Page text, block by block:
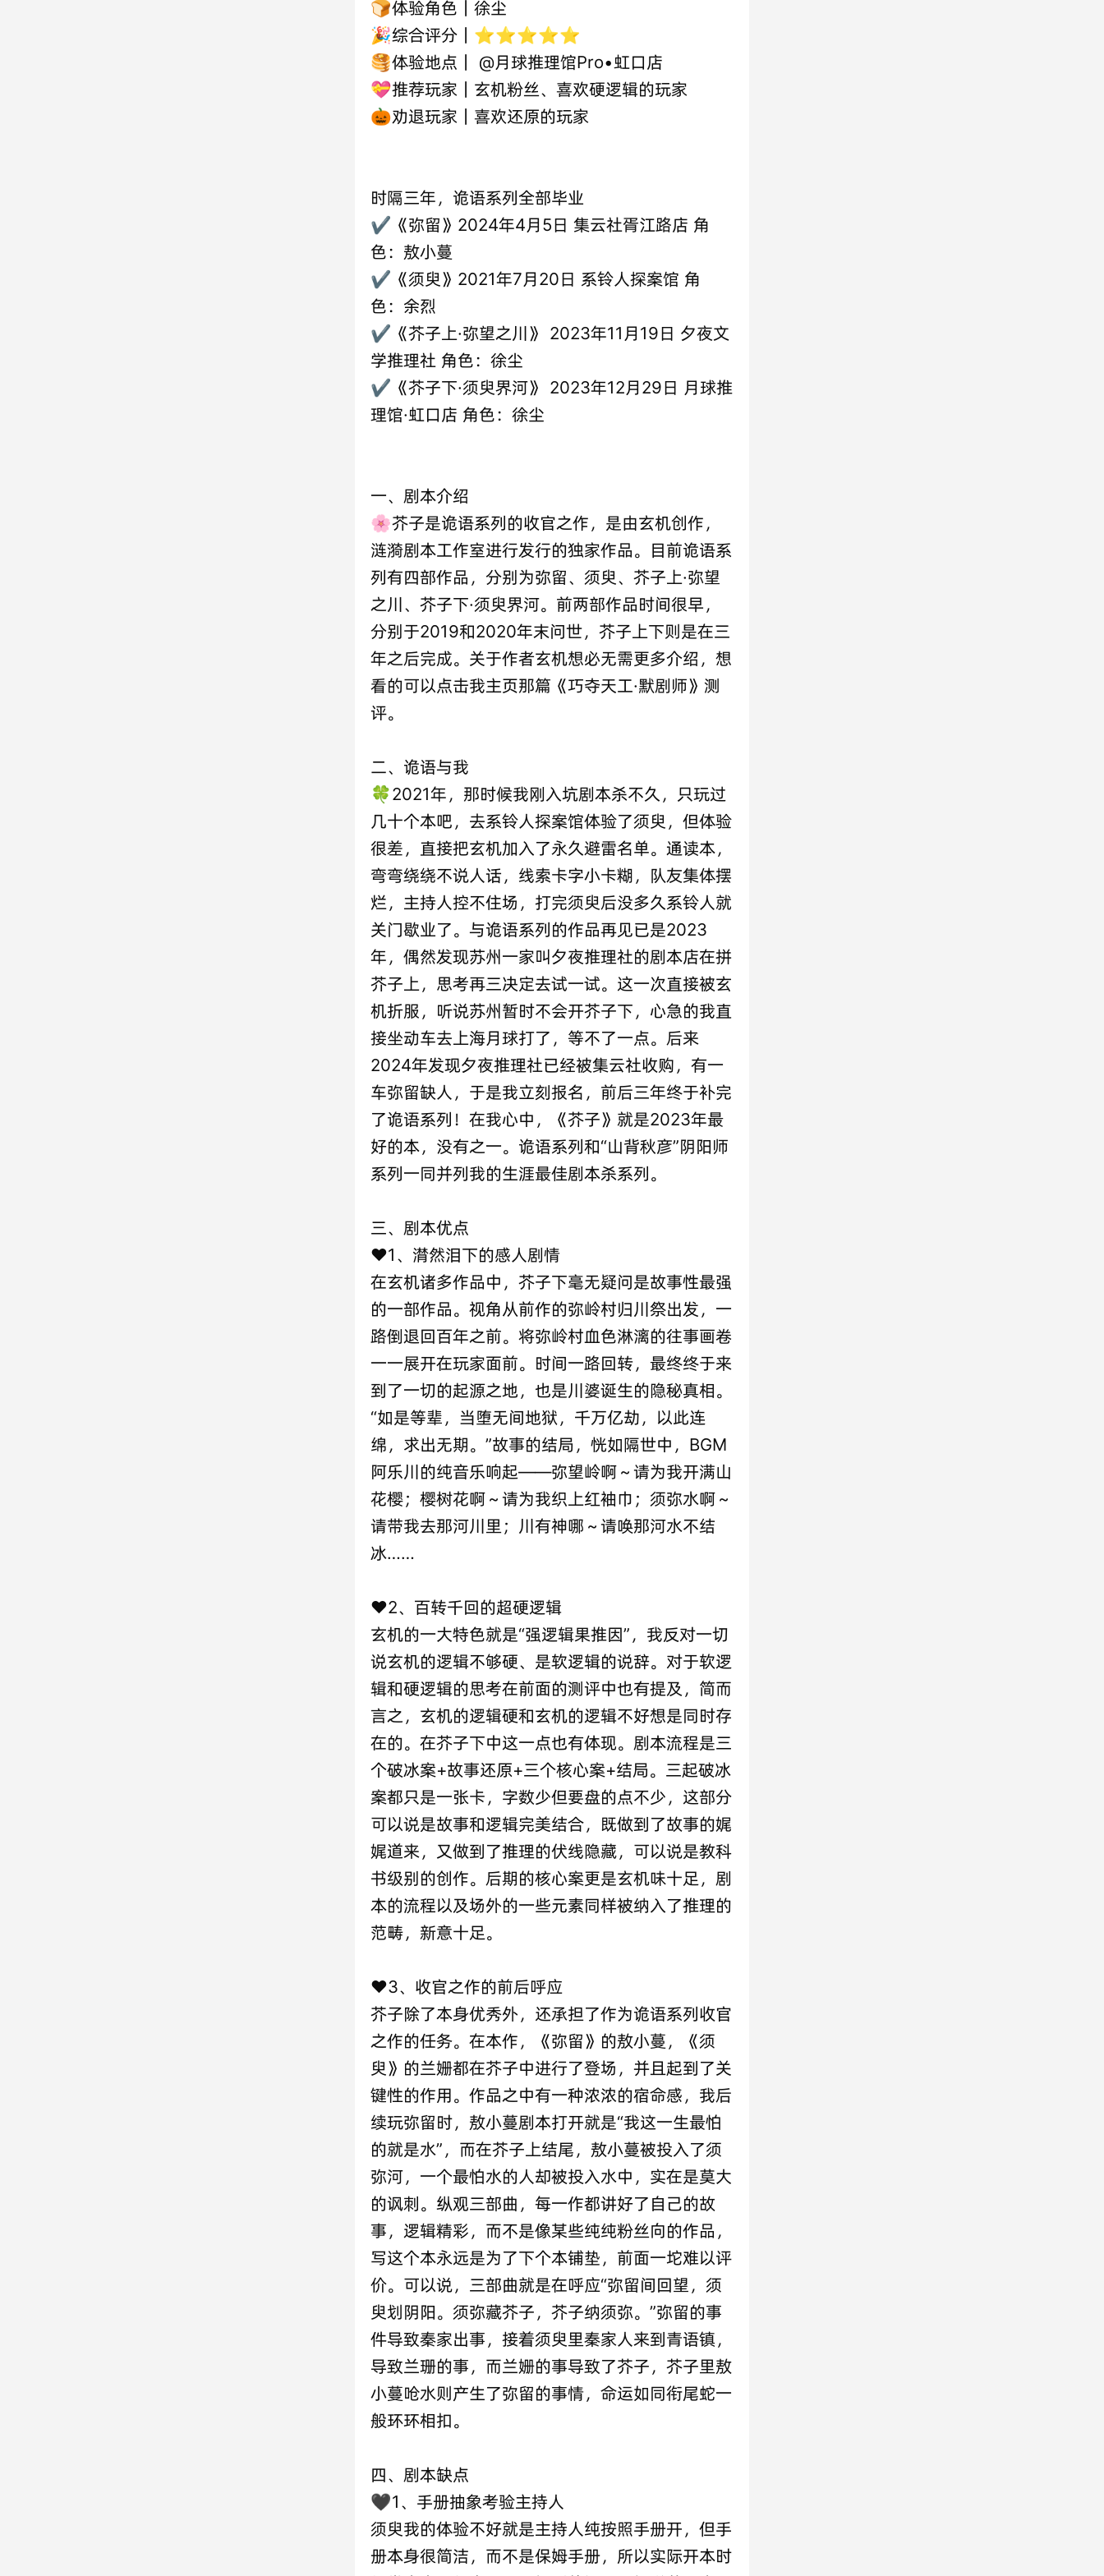
🍞体验角色｜徐尘
🎉综合评分｜⭐⭐⭐⭐⭐
🥞体验地点｜ @月球推理馆Pro•虹口店
💝推荐玩家｜玄机粉丝、喜欢硬逻辑的玩家
🎃劝退玩家｜喜欢还原的玩家
时隔三年，诡语系列全部毕业
✔️《弥留》2024年4月5日 集云社胥江路店 角
色：敖小蔓
✔️《须臾》2021年7月20日 系铃人探案馆 角
色：余烈
✔️《芥子上·弥望之川》 2023年11月19日 夕夜文
学推理社 角色：徐尘
✔️《芥子下·须臾界河》 2023年12月29日 月球推
理馆·虹口店 角色：徐尘
一、剧本介绍
🌸芥子是诡语系列的收官之作，是由玄机创作，
涟漪剧本工作室进行发行的独家作品。目前诡语系
列有四部作品，分别为弥留、须臾、芥子上·弥望
之川、芥子下·须臾界河。前两部作品时间很早，
分别于2019和2020年末问世，芥子上下则是在三
年之后完成。关于作者玄机想必无需更多介绍，想
看的可以点击我主页那篇《巧夺天工·默剧师》测
评。
二、诡语与我
🍀2021年，那时候我刚入坑剧本杀不久，只玩过
几十个本吧，去系铃人探案馆体验了须臾，但体验
很差，直接把玄机加入了永久避雷名单。通读本，
弯弯绕绕不说人话，线索卡字小卡糊，队友集体摆
烂，主持人控不住场，打完须臾后没多久系铃人就
关门歇业了。与诡语系列的作品再见已是2023
年，偶然发现苏州一家叫夕夜推理社的剧本店在拼
芥子上，思考再三决定去试一试。这一次直接被玄
机折服，听说苏州暂时不会开芥子下，心急的我直
接坐动车去上海月球打了，等不了一点。后来
2024年发现夕夜推理社已经被集云社收购，有一
车弥留缺人，于是我立刻报名，前后三年终于补完
了诡语系列！在我心中，《芥子》就是2023年最
好的本，没有之一。诡语系列和“山背秋彦”阴阳师
系列一同并列我的生涯最佳剧本杀系列。
三、剧本优点
❤️1、潸然泪下的感人剧情
在玄机诸多作品中，芥子下毫无疑问是故事性最强
的一部作品。视角从前作的弥岭村归川祭出发，一
路倒退回百年之前。将弥岭村血色淋漓的往事画卷
一一展开在玩家面前。时间一路回转，最终终于来
到了一切的起源之地，也是川婆诞生的隐秘真相。
“如是等辈，当堕无间地狱，千万亿劫，以此连
绵，求出无期。”故事的结局，恍如隔世中，BGM
阿乐川的纯音乐响起——弥望岭啊～请为我开满山
花樱；樱树花啊～请为我织上红袖巾；须弥水啊～
请带我去那河川里；川有神哪～请唤那河水不结
冰……
❤️2、百转千回的超硬逻辑
玄机的一大特色就是“强逻辑果推因”，我反对一切
说玄机的逻辑不够硬、是软逻辑的说辞。对于软逻
辑和硬逻辑的思考在前面的测评中也有提及，简而
言之，玄机的逻辑硬和玄机的逻辑不好想是同时存
在的。在芥子下中这一点也有体现。剧本流程是三
个破冰案+故事还原+三个核心案+结局。三起破冰
案都只是一张卡，字数少但要盘的点不少，这部分
可以说是故事和逻辑完美结合，既做到了故事的娓
娓道来，又做到了推理的伏线隐藏，可以说是教科
书级别的创作。后期的核心案更是玄机味十足，剧
本的流程以及场外的一些元素同样被纳入了推理的
范畴，新意十足。
❤️3、收官之作的前后呼应
芥子除了本身优秀外，还承担了作为诡语系列收官
之作的任务。在本作，《弥留》的敖小蔓，《须
臾》的兰姗都在芥子中进行了登场，并且起到了关
键性的作用。作品之中有一种浓浓的宿命感，我后
续玩弥留时，敖小蔓剧本打开就是“我这一生最怕
的就是水”，而在芥子上结尾，敖小蔓被投入了须
弥河，一个最怕水的人却被投入水中，实在是莫大
的讽刺。纵观三部曲，每一作都讲好了自己的故
事，逻辑精彩，而不是像某些纯纯粉丝向的作品，
写这个本永远是为了下个本铺垫，前面一坨难以评
价。可以说，三部曲就是在呼应“弥留间回望，须
臾划阴阳。须弥藏芥子，芥子纳须弥。”弥留的事
件导致秦家出事，接着须臾里秦家人来到青语镇，
导致兰珊的事，而兰姗的事导致了芥子，芥子里敖
小蔓呛水则产生了弥留的事情，命运如同衔尾蛇一
般环环相扣。
四、剧本缺点
🖤1、手册抽象考验主持人
须臾我的体验不好就是主持人纯按照手册开，但手
册本身很简洁，而不是保姆手册，所以实际开本时